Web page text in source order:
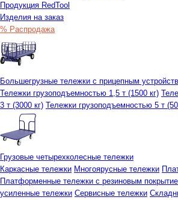
Продукция RedTool
Изделия на заказ
% Распродажа
Большегрузные тележки с прицепным
Тележки грузоподъемностью 1,5 т (1500 кг)
3 т (3000 кг) Тележки грузоподъемностью 5 т
Грузовые четырехколесные тележки
Каркасные тележки Многоярусные тележки
Платформенные тележки с резиновым
усиленные тележки Сервисные тележки